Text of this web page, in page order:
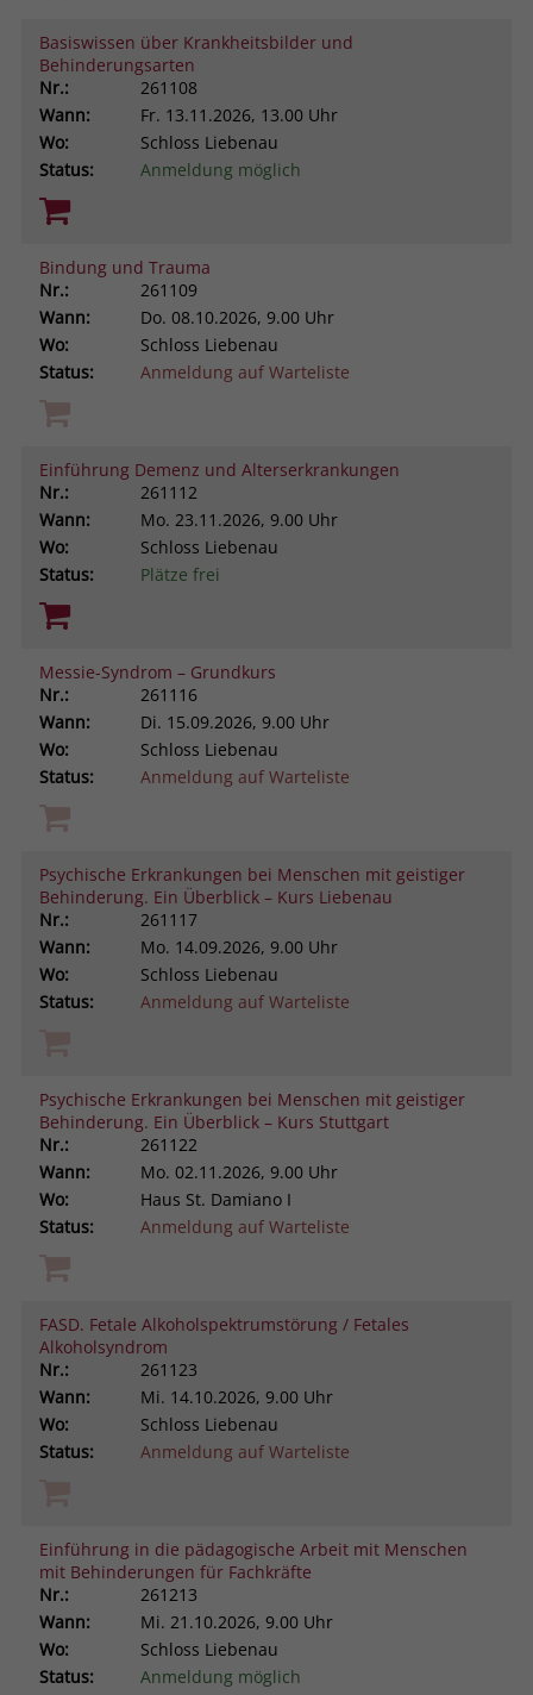
Basiswissen über Krankheitsbilder und
Behinderungsarten
Nr.:
261108
Wann:
Fr. 13.11.2026, 13.00 Uhr
Wo:
Schloss Liebenau
Status:
Anmeldung möglich
Bindung und Trauma
Nr.:
261109
Wann:
Do. 08.10.2026, 9.00 Uhr
Wo:
Schloss Liebenau
Status:
Anmeldung auf Warteliste
Einführung Demenz und Alterserkrankungen
Nr.:
261112
Wann:
Mo. 23.11.2026, 9.00 Uhr
Wo:
Schloss Liebenau
Status:
Plätze frei
Messie-Syndrom – Grundkurs
Nr.:
261116
Wann:
Di. 15.09.2026, 9.00 Uhr
Wo:
Schloss Liebenau
Status:
Anmeldung auf Warteliste
Psychische Erkrankungen bei Menschen mit geistiger
Behinderung. Ein Überblick – Kurs Liebenau
Nr.:
261117
Wann:
Mo. 14.09.2026, 9.00 Uhr
Wo:
Schloss Liebenau
Status:
Anmeldung auf Warteliste
Psychische Erkrankungen bei Menschen mit geistiger
Behinderung. Ein Überblick – Kurs Stuttgart
Nr.:
261122
Wann:
Mo. 02.11.2026, 9.00 Uhr
Wo:
Haus St. Damiano I
Status:
Anmeldung auf Warteliste
FASD. Fetale Alkoholspektrumstörung / Fetales
Alkoholsyndrom
Nr.:
261123
Wann:
Mi. 14.10.2026, 9.00 Uhr
Wo:
Schloss Liebenau
Status:
Anmeldung auf Warteliste
Einführung in die pädagogische Arbeit mit Menschen
mit Behinderungen für Fachkräfte
Nr.:
261213
Wann:
Mi. 21.10.2026, 9.00 Uhr
Wo:
Schloss Liebenau
Status:
Anmeldung möglich
Name PHPSESSID
Anbieter stiftung-liebenau.de
Laufzeit Session
Zweck
Zweck
exklusiv für diese Website zu speichern.
Dadurch wird gewährleistet, dass
Aktionen, die bei späteren Besuchen
derselben Website durchgeführt
werden, mit derselben
Benutzerkennung verknüpft werden.
Anbieter
Laufzeit 1 Jahr
Zweck
zu speichern und in einer einzigen
Sitzungsaufzeichnung
zusammenzufassen.